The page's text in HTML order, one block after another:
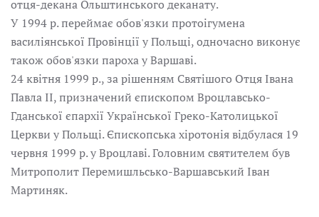
отця-декана Ольштинського деканату.
У 1994 p. переймає обов'язки протоігумена
василіянської Провінції у Польщі, одночасно виконує
також обов'язки пароха у Варшаві.
24 квітня 1999 p., за рішенням Святішого Отця Івана
Павла II, призначений єпископом Вроцлавсько-
Гданської єпархії Української Греко-Католицької
Церкви у Польщі. Єпископська хіротонія відбулася 19
червня 1999 р. у Вроцлаві. Головним святителем був
Митрополит Перемишльсько-Варшавський Іван
Мартиняк.